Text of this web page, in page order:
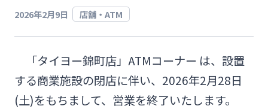
ログオン
2026年2月9日 店舗・ATM
「タイヨー錦町店」ATMコーナー は、設置
する商業施設の閉店に伴い、2026年2月28日
(土)をもちまして、営業を終了いたします。